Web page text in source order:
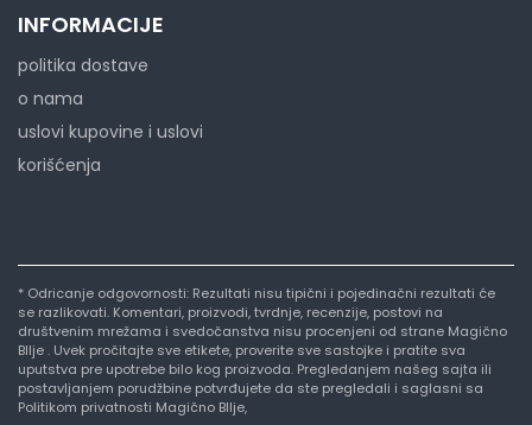
INFORMACIJE
politika dostave
o nama
uslovi kupovine i uslovi
korišćenja
* Odricanje odgovornosti: Rezultati nisu tipični i pojedinačni rezultati će
se razlikovati. Komentari, proizvodi, tvrdnje, recenzije, postovi na
društvenim mrežama i svedočanstva nisu procenjeni od strane Magično
BIlje . Uvek pročitajte sve etikete, proverite sve sastojke i pratite sva
uputstva pre upotrebe bilo kog proizvoda. Pregledanjem našeg sajta ili
postavljanjem porudžbine potvrđujete da ste pregledali i saglasni sa
Politikom privatnosti Magično BIlje,